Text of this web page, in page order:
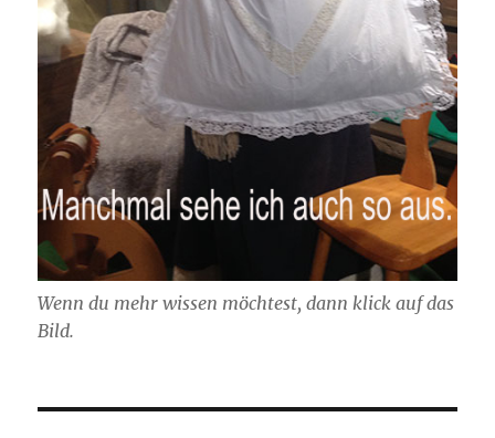
Wenn du mehr wissen möchtest, dann klick auf das
Bild.